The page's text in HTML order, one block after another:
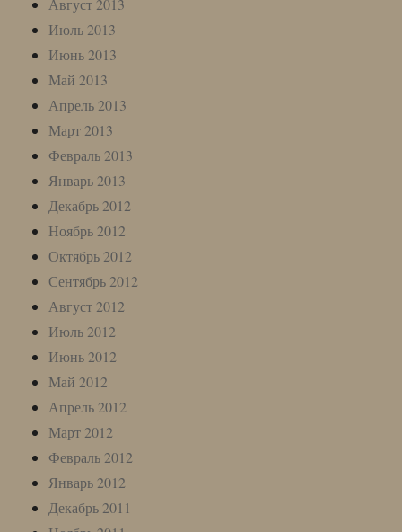
Август 2013
Июль 2013
Июнь 2013
Май 2013
Апрель 2013
Март 2013
Февраль 2013
Январь 2013
Декабрь 2012
Ноябрь 2012
Октябрь 2012
Сентябрь 2012
Август 2012
Июль 2012
Июнь 2012
Май 2012
Апрель 2012
Март 2012
Февраль 2012
Январь 2012
Декабрь 2011